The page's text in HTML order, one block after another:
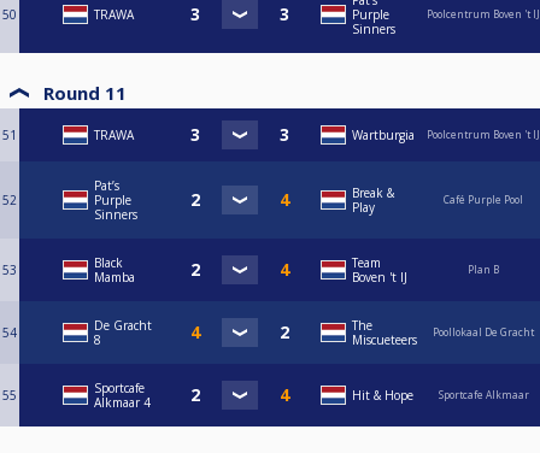
50 TRAWA
Purple
Sinners
Poolcentrum Boven 't IJ
Round 11
51 TRAWA Wartburgia Poolcentrum Boven 't IJ
52
Pat’s
Purple
Sinners
Break &
Play
Café Purple Pool
53
Black
Mamba
Team
Boven 't IJ
Plan B
54
De Gracht
8
The
Miscueteers
Poollokaal De Gracht
55
Sportcafe
Alkmaar 4
Hit & Hope Sportcafe Alkmaar